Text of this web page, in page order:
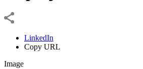
LinkedIn
Copy URL
Image